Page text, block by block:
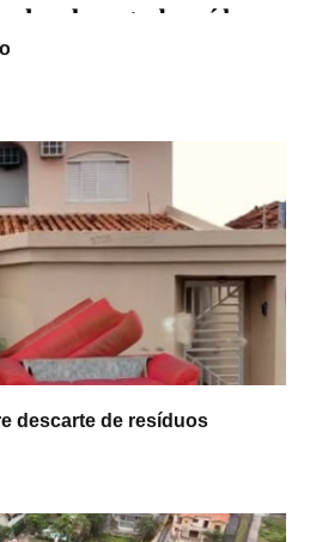
descarte de resíduos